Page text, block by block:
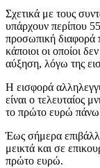
Σχετικά με τους
υπάρχουν περίπου
προσωπική διαφορά
κάποιοι οι οποίοι
αύξηση, λόγω της
Η εισφορά
είναι ο τελευταίος
το πρώτο ευρώ πάνω
Έως σήμερα
μεικτά και σε
πρώτο ευρώ.